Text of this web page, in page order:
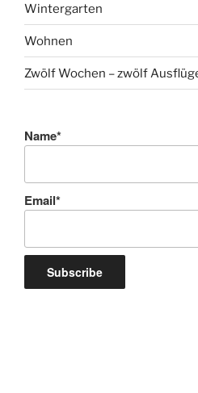
Wintergarten
Wohnen
Zwölf Wochen – zwölf
Name*
Email*